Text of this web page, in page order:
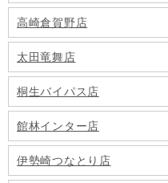
高崎倉賀野店
太田竜舞店
桐生バイパス店
館林インター店
伊勢崎つなとり店